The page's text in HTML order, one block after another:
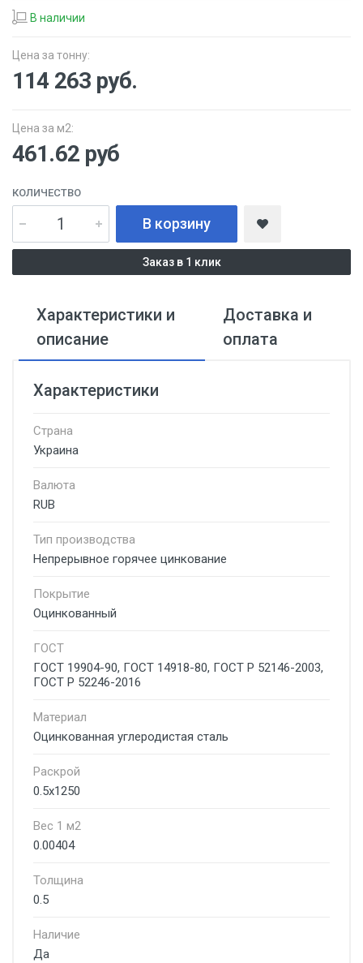
В наличии
Цена за тонну:
114 263 руб.
Цена за м2:
461.62 руб
КОЛИЧЕСТВО
В корзину
Заказ в 1 клик
Характеристики и
описание
Доставка и
оплата
Характеристики
Страна
Украина
Валюта
RUB
Тип производства
Непрерывное горячее цинкование
Покрытие
Оцинкованный
ГОСТ
ГОСТ 19904-90, ГОСТ 14918-80, ГОСТ Р 52146-2003,
ГОСТ Р 52246-2016
Материал
Оцинкованная углеродистая сталь
Раскрой
0.5х1250
Вес 1 м2
0.00404
Толщина
0.5
Наличие
Да